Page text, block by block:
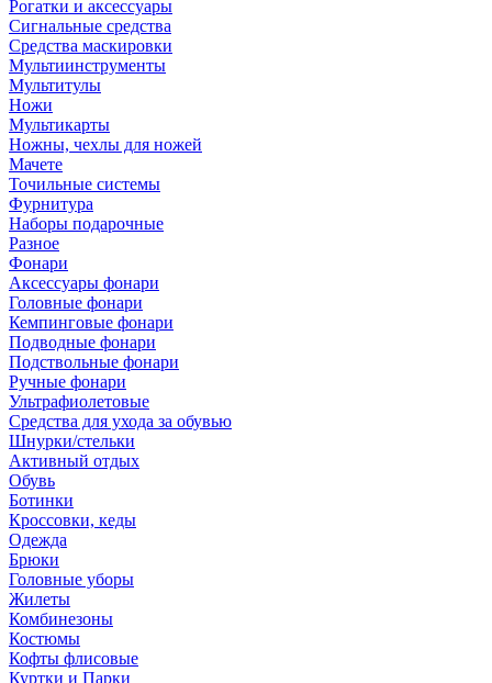
Рогатки и аксессуары
Сигнальные средства
Средства маскировки
Мультиинструменты
Мультитулы
Ножи
Мультикарты
Ножны, чехлы для ножей
Мачете
Точильные системы
Фурнитура
Наборы подарочные
Разное
Фонари
Аксессуары фонари
Головные фонари
Кемпинговые фонари
Подводные фонари
Подствольные фонари
Ручные фонари
Ультрафиолетовые
Средства для ухода за обувью
Шнурки/стельки
Активный отдых
Обувь
Ботинки
Кроссовки, кеды
Одежда
Брюки
Головные уборы
Жилеты
Комбинезоны
Костюмы
Кофты флисовые
Куртки и Парки